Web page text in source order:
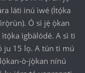
láti inú ìwé (Ìtọ́ka
Ó sì jẹ́ ọ̀kan
ìgbàlódé. A sì ti
ju 15 lọ. A tún ti mú
ò-jọ̀kan nínú